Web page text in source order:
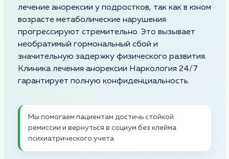
лечение анорексии у подростков, так как в юном
возрасте метаболические нарушения
прогрессируют стремительно. Это вызывает
необратимый гормональный сбой и
значительную задержку физического развития.
Клиника лечения анорексии Наркология 24/7
гарантирует полную конфиденциальность.
Мы помогаем пациентам достичь стойкой
ремиссии и вернуться в социум без клейма
психиатрического учета